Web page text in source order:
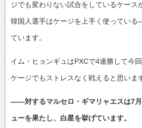
ジでも変わりない試合をしているケース
韓国人選手はケージを上手く使ってい
ています。
イム・ヒョンギュはPXCで4連勝して今
ケージでもストレスなく戦えると思いま
――対するマルセロ・ギマリャエスは7
ューを果たし、白星を挙げています。